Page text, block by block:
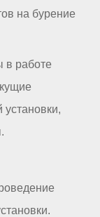
на бурение
в работе